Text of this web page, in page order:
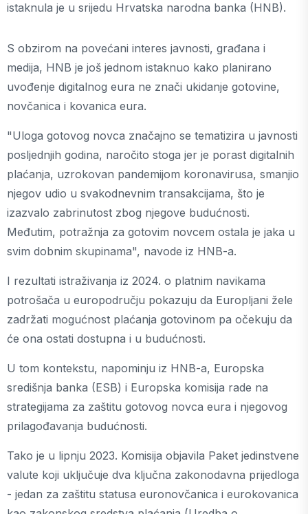
istaknula je u srijedu Hrvatska narodna banka (HNB).
S obzirom na povećani interes javnosti, građana i
medija, HNB je još jednom istaknuo kako planirano
uvođenje digitalnog eura ne znači ukidanje gotovine,
novčanica i kovanica eura.
"Uloga gotovog novca značajno se tematizira u javnosti
posljednjih godina, naročito stoga jer je porast digitalnih
plaćanja, uzrokovan pandemijom koronavirusa, smanjio
njegov udio u svakodnevnim transakcijama, što je
izazvalo zabrinutost zbog njegove budućnosti.
Međutim, potražnja za gotovim novcem ostala je jaka u
svim dobnim skupinama", navode iz HNB-a.
I rezultati istraživanja iz 2024. o platnim navikama
potrošača u europodručju pokazuju da Europljani žele
zadržati mogućnost plaćanja gotovinom pa očekuju da
će ona ostati dostupna i u budućnosti.
U tom kontekstu, napominju iz HNB-a, Europska
središnja banka (ESB) i Europska komisija rade na
strategijama za zaštitu gotovog novca eura i njegovog
prilagođavanja budućnosti.
Tako je u lipnju 2023. Komisija objavila Paket jedinstvene
valute koji uključuje dva ključna zakonodavna prijedloga
- jedan za zaštitu statusa euronovčanica i eurokovanica